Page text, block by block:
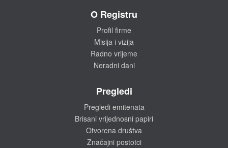
O Registru
Profil firme
Misija i vizija
Radno vrijeme
Neradni dani
Pregledi
Pregledi emitenata
Brisani vrijednosni papiri
Otvorena društva
Značajni postotci